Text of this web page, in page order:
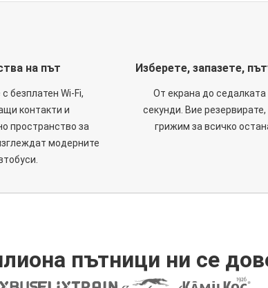
на път
безплатен Wi-Fi,
контакти и
пространство за
модерните
Изберете, запазете,
От екрана до седалката
секунди. Вие резервирате,
грижим за всичко
пътници ни се